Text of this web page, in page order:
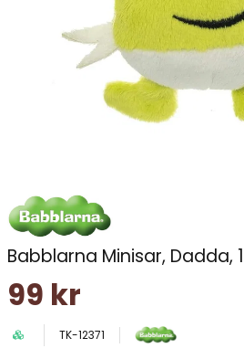
Babblarna Minisar, Dadda,
99 kr
TK-12371